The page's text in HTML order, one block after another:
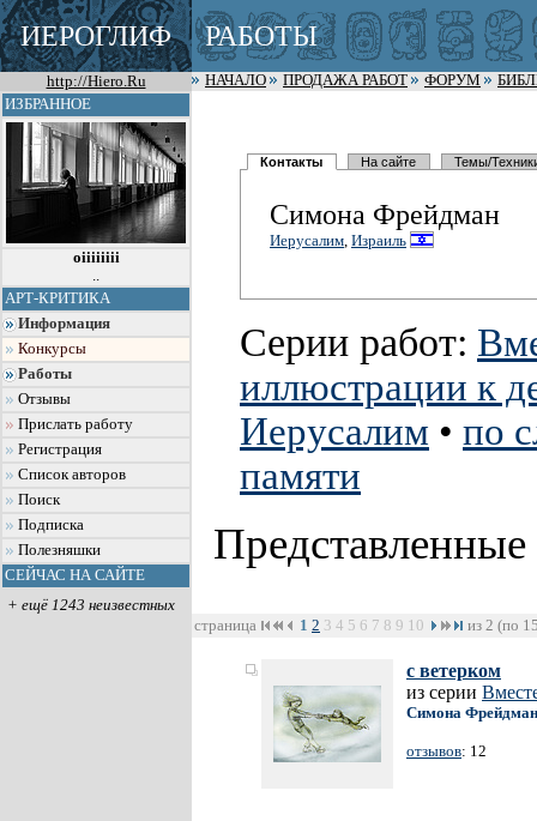
ИЕРОГЛИФ РАБОТЫ
http://Hiero.Ru НАЧАЛО ПРОДАЖА РАБОТ ФОРУМ
ИЗБРАННОЕ
oiiiiiiii
..
АРТ-КРИТИКА
Информация
Конкурсы
Работы
Отзывы
Прислать работу
Регистрация
Список авторов
Поиск
Подписка
Полезняшки
СЕЙЧАС НА САЙТЕ
+ ещё 1243 неизвестных
Контакты На сайте Темы/
Симона Фрейдман
Иерусалим, Израиль
Серии работ:
иллюстрации к
Иерусалим • по
памяти
страница 1 2 3 4 5 6 7 8 9 10 из 2 (по
с ветерком
из серии
Симона Фрейдман
отзывов: 12